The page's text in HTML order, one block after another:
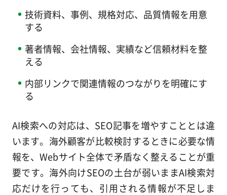
技術資料、事例、規格対応、品質情報を用意
する
著者情報、会社情報、実績など信頼材料を整
える
内部リンクで関連情報のつながりを明確にす
る
AI検索への対応は、SEO記事を増やすこととは違
います。海外顧客が比較検討するときに必要な情
報を、Webサイト全体で矛盾なく整えることが重
要です。海外向けSEOの土台が弱いままAI検索対
応だけを行っても、引用される情報が不足しま